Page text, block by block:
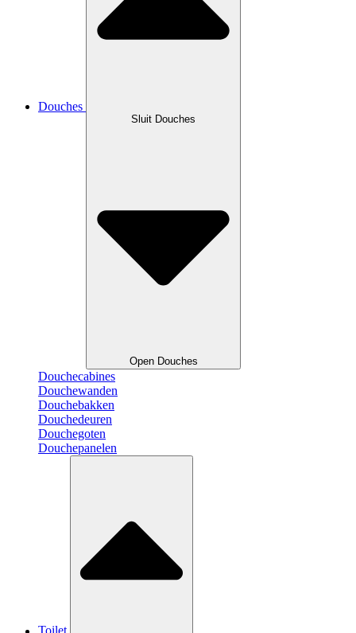
Douches
Sluit Douches
Open Douches
Douchecabines
Douchewanden
Douchebakken
Douchedeuren
Douchegoten
Douchepanelen